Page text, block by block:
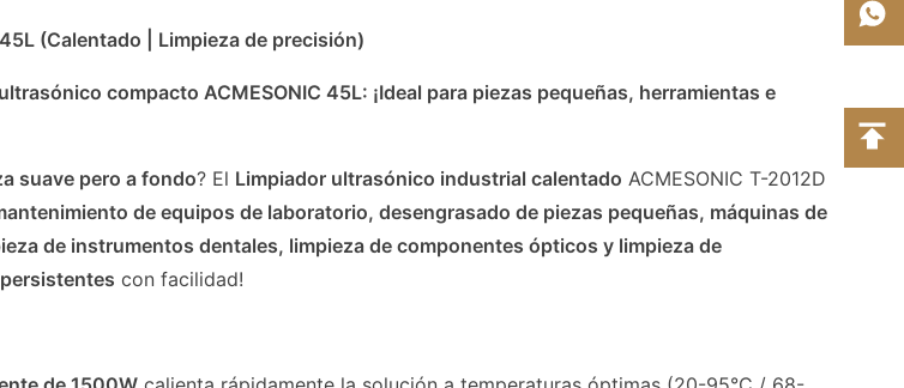
(Calentado | Limpieza de precisión)
compacto ACMESONIC 45L: ¡Ideal para piezas pequeñas, herramientas e
suave pero a fondo? El Limpiador ultrasónico industrial calentado ACMESONIC T-2012D
de equipos de laboratorio, desengrasado de piezas pequeñas, máquinas de
de instrumentos dentales, limpieza de componentes ópticos y limpieza de
con facilidad!